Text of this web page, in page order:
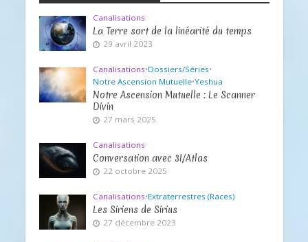
Canalisations
La Terre sort de la linéarité du temps
29 avril 2023
Canalisations•Dossiers/Séries•
Notre Ascension Mutuelle•Yeshua
Notre Ascension Mutuelle : Le Scanner
Divin
27 mars 2025
Canalisations
Conversation avec 3I/Atlas
22 octobre 2025
Canalisations•Extraterrestres (Races)
Les Siriens de Sirius
27 décembre 2023